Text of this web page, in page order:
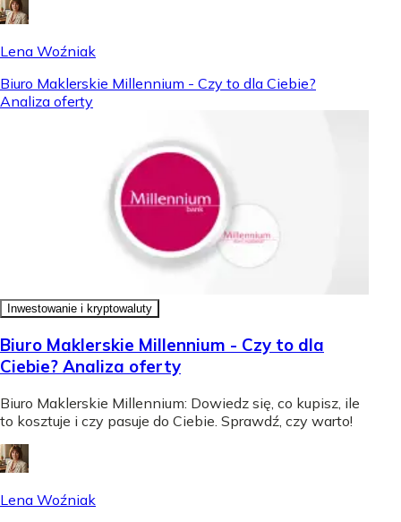
Lena Woźniak
Biuro Maklerskie Millennium - Czy to dla Ciebie?
Analiza oferty
Inwestowanie i kryptowaluty
Biuro Maklerskie Millennium - Czy to dla
Ciebie? Analiza oferty
Biuro Maklerskie Millennium: Dowiedz się, co kupisz, ile
to kosztuje i czy pasuje do Ciebie. Sprawdź, czy warto!
Lena Woźniak